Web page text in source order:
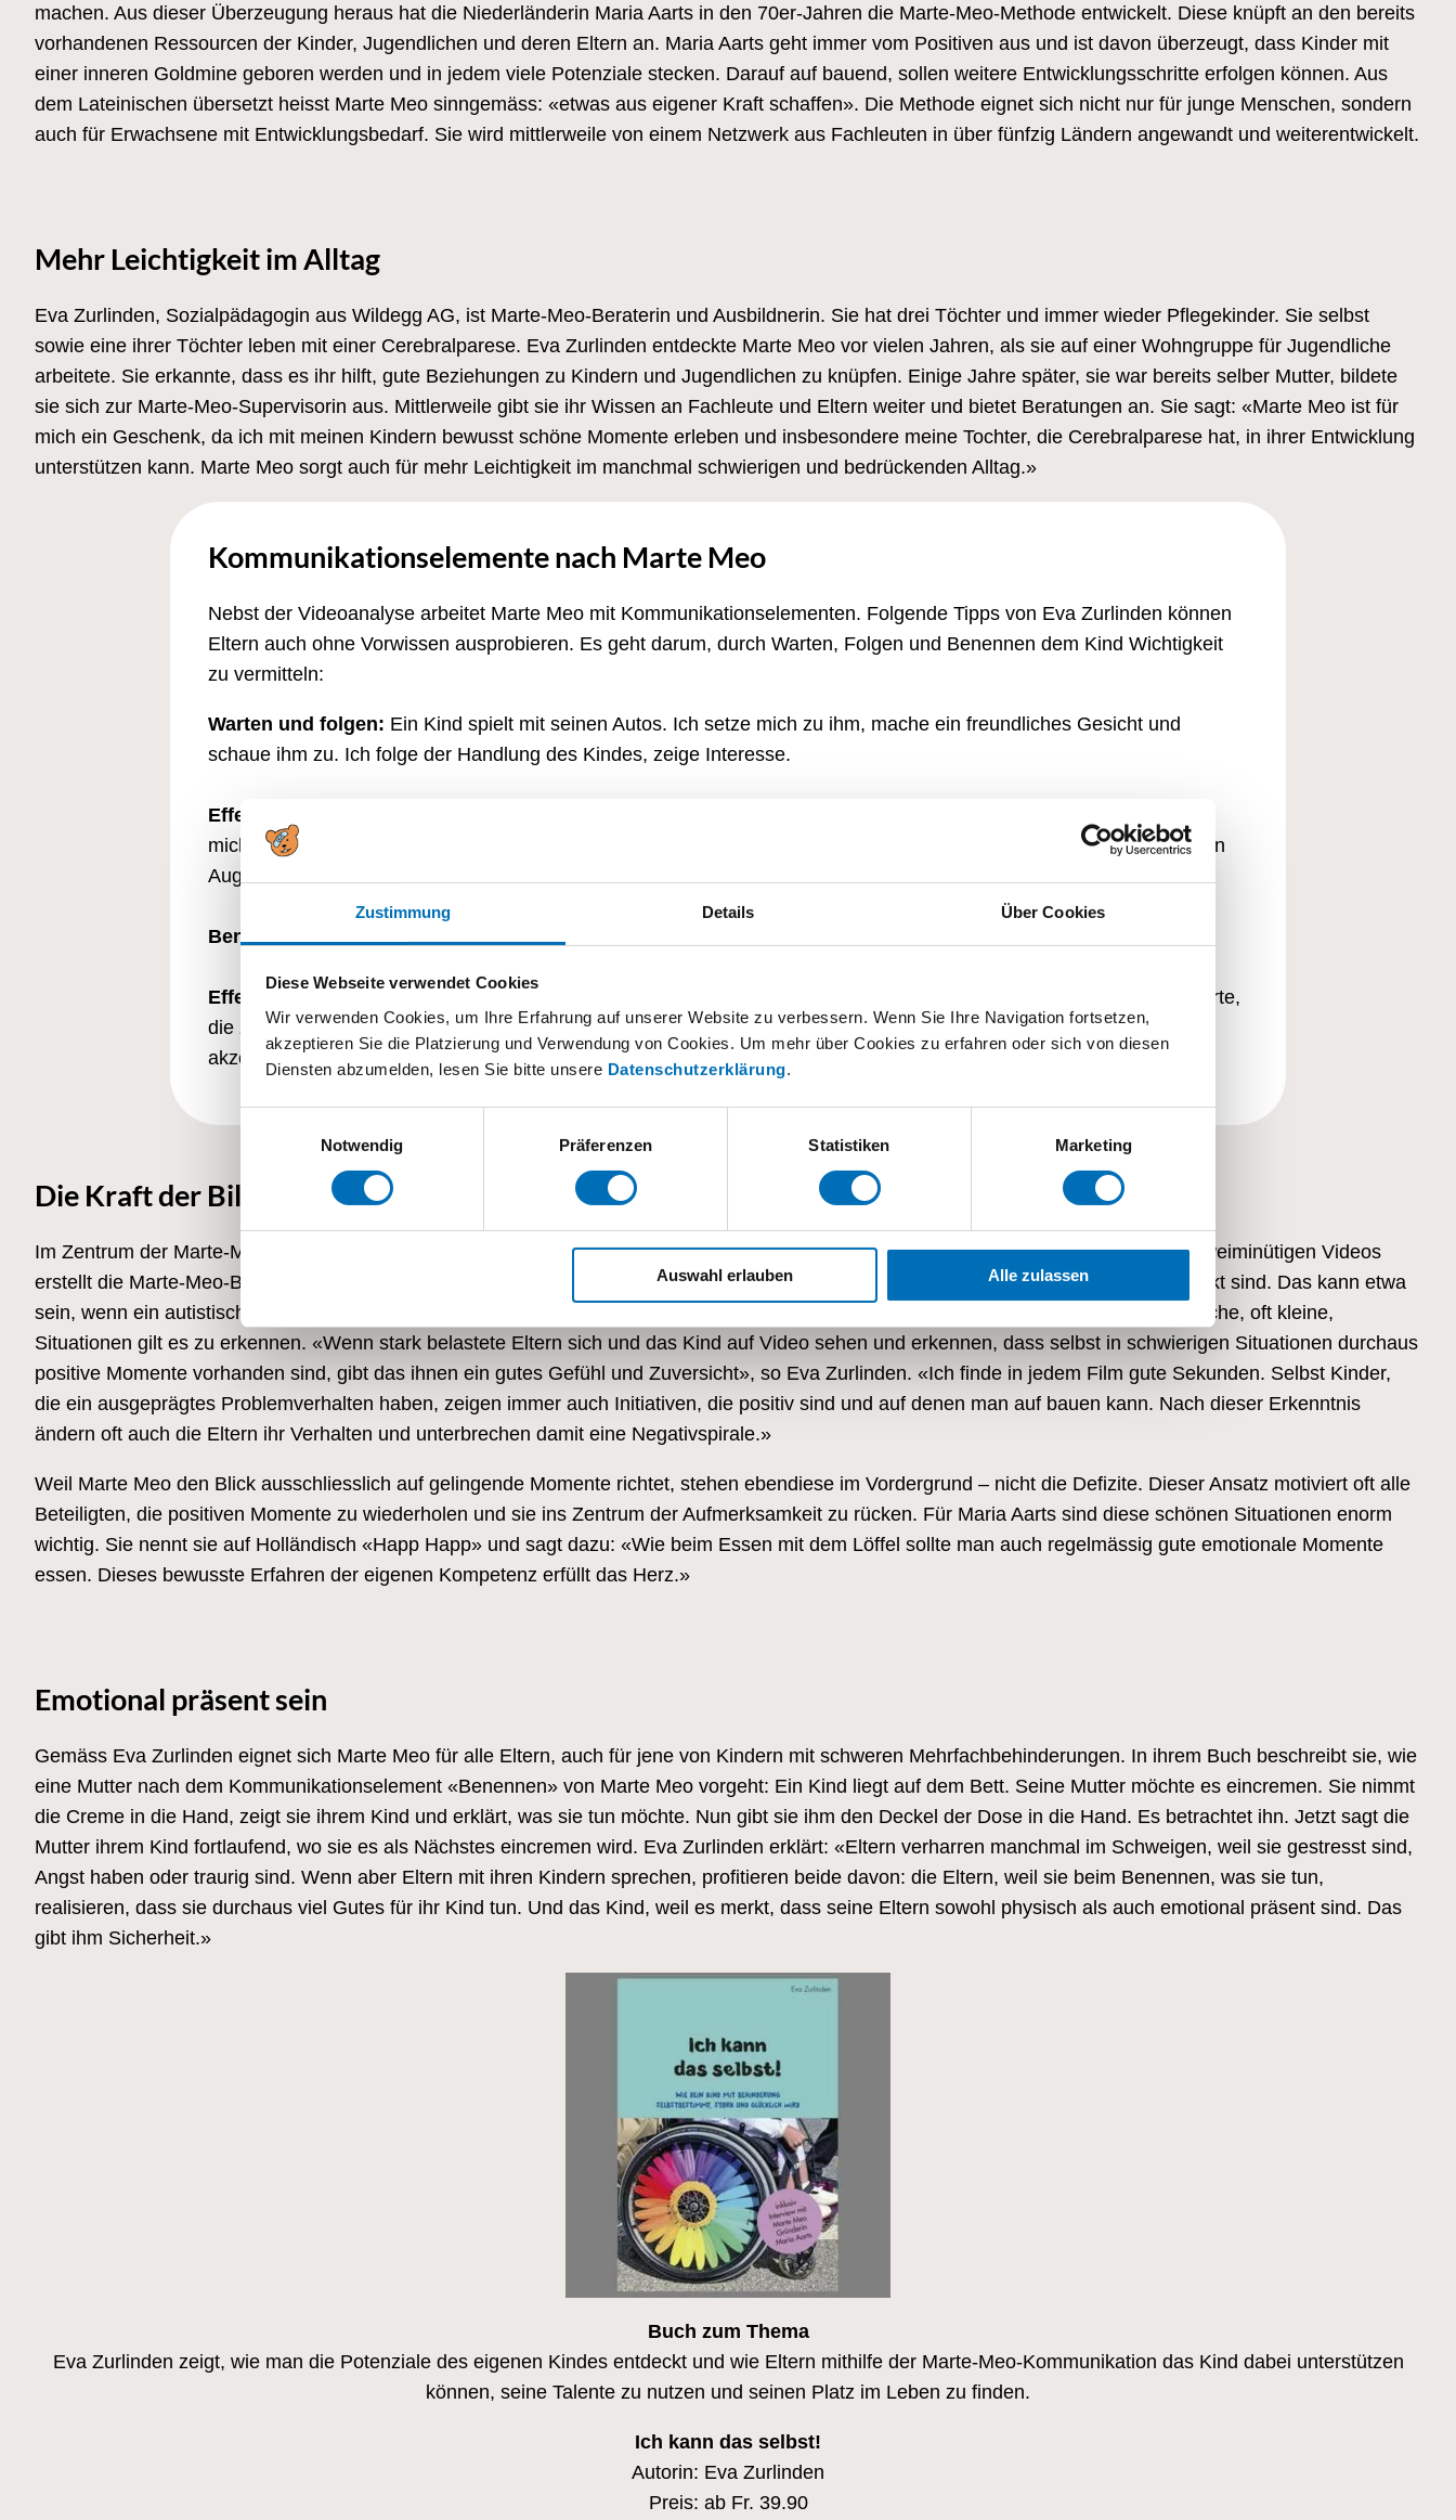
Zustimmung Details Über Cookies
Diese Webseite verwendet Cookies
Wir verwenden Cookies, um Ihre Erfahrung auf unserer Website zu verbessern. Wenn Sie Ihre Navigation fortsetzen,
akzeptieren Sie die Platzierung und Verwendung von Cookies. Um mehr über Cookies zu erfahren oder sich von diesen
Diensten abzumelden, lesen Sie bitte unsere Datenschutzerklärung.
Notwendig
Präferenzen Statistiken Marketing
Auswahl erlauben Alle zulassen
machen. Aus dieser Überzeugung heraus hat die Niederländerin Maria Aarts in den 70er-Jahren die Marte-Meo-Methode entwickelt. Diese knüpft an den bereits
vorhandenen Ressourcen der Kinder, Jugendlichen und deren Eltern an. Maria Aarts geht immer vom Positiven aus und ist davon überzeugt, dass Kinder mit
einer inneren Goldmine geboren werden und in jedem viele Potenziale stecken. Darauf auf bauend, sollen weitere Entwicklungsschritte erfolgen können. Aus
dem Lateinischen übersetzt heisst Marte Meo sinngemäss: «etwas aus eigener Kraft schaffen». Die Methode eignet sich nicht nur für junge Menschen, sondern
auch für Erwachsene mit Entwicklungsbedarf. Sie wird mittlerweile von einem Netzwerk aus Fachleuten in über fünfzig Ländern angewandt und weiterentwickelt.
Mehr Leichtigkeit im Alltag
Eva Zurlinden, Sozialpädagogin aus Wildegg AG, ist Marte-Meo-Beraterin und Ausbildnerin. Sie hat drei Töchter und immer wieder Pflegekinder. Sie selbst
sowie eine ihrer Töchter leben mit einer Cerebralparese. Eva Zurlinden entdeckte Marte Meo vor vielen Jahren, als sie auf einer Wohngruppe für Jugendliche
arbeitete. Sie erkannte, dass es ihr hilft, gute Beziehungen zu Kindern und Jugendlichen zu knüpfen. Einige Jahre später, sie war bereits selber Mutter, bildete
sie sich zur Marte-Meo-Supervisorin aus. Mittlerweile gibt sie ihr Wissen an Fachleute und Eltern weiter und bietet Beratungen an. Sie sagt: «Marte Meo ist für
mich ein Geschenk, da ich mit meinen Kindern bewusst schöne Momente erleben und insbesondere meine Tochter, die Cerebralparese hat, in ihrer Entwicklung
unterstützen kann. Marte Meo sorgt auch für mehr Leichtigkeit im manchmal schwierigen und bedrückenden Alltag.»
Kommunikationselemente nach Marte Meo
Nebst der Videoanalyse arbeitet Marte Meo mit Kommunikationselementen. Folgende Tipps von Eva Zurlinden können
Eltern auch ohne Vorwissen ausprobieren. Es geht darum, durch Warten, Folgen und Benennen dem Kind Wichtigkeit
zu vermitteln:
Warten und folgen: Ein Kind spielt mit seinen Autos. Ich setze mich zu ihm, mache ein freundliches Gesicht und
schaue ihm zu. Ich folge der Handlung des Kindes, zeige Interesse.
Effekt:
mich für es interessiere. Damit erscheint ihm sein Tun richtig und wichtig. Vielleicht blickt es kurz zu mir und wir haben
Augenkontakt. Das ist ein schöner Moment, den wir beide geniessen können.
Benennen:
Effekt:
Das Kind wird bestätigt in dem, was es tut. Das stärkt seinen Selbstwert, macht es zufrieden. Es lernt die Worte,
die zu dieser Handlung gehören. Und dadurch, dass sich das Kind in seinem Umfeld wohl und in seinem Handeln
akzeptiert fühlt, ist es bereit, Neues zu lernen.
Die Kraft der Bilder
Im Zentrum der Marte-Meo-Methode stehen Kurzfilme, die Eltern aufnehmen und die ihre Kinder im Alltag zeigen. Anhand dieser rund zweiminütigen Videos
erstellt die Marte-Meo-Beraterin zusammen mit den Eltern eine Mikroanalyse. Dabei hebt sie hervor, welche Momente besonders geglückt sind. Das kann etwa
sein, wenn ein autistisches Kind Blickkontakt zu seiner Mutter aufnimmt, oder eine liebevolle Geste eines sonst ruppigen Teenagers. Solche, oft kleine,
Situationen gilt es zu erkennen. «Wenn stark belastete Eltern sich und das Kind auf Video sehen und erkennen, dass selbst in schwierigen Situationen durchaus
positive Momente vorhanden sind, gibt das ihnen ein gutes Gefühl und Zuversicht», so Eva Zurlinden. «Ich finde in jedem Film gute Sekunden. Selbst Kinder,
die ein ausgeprägtes Problemverhalten haben, zeigen immer auch Initiativen, die positiv sind und auf denen man auf bauen kann. Nach dieser Erkenntnis
ändern oft auch die Eltern ihr Verhalten und unterbrechen damit eine Negativspirale.»
Weil Marte Meo den Blick ausschliesslich auf gelingende Momente richtet, stehen ebendiese im Vordergrund – nicht die Defizite. Dieser Ansatz motiviert oft alle
Beteiligten, die positiven Momente zu wiederholen und sie ins Zentrum der Aufmerksamkeit zu rücken. Für Maria Aarts sind diese schönen Situationen enorm
wichtig. Sie nennt sie auf Holländisch «Happ Happ» und sagt dazu: «Wie beim Essen mit dem Löffel sollte man auch regelmässig gute emotionale Momente
essen. Dieses bewusste Erfahren der eigenen Kompetenz erfüllt das Herz.»
Emotional präsent sein
Gemäss Eva Zurlinden eignet sich Marte Meo für alle Eltern, auch für jene von Kindern mit schweren Mehrfachbehinderungen. In ihrem Buch beschreibt sie, wie
eine Mutter nach dem Kommunikationselement «Benennen» von Marte Meo vorgeht: Ein Kind liegt auf dem Bett. Seine Mutter möchte es eincremen. Sie nimmt
die Creme in die Hand, zeigt sie ihrem Kind und erklärt, was sie tun möchte. Nun gibt sie ihm den Deckel der Dose in die Hand. Es betrachtet ihn. Jetzt sagt die
Mutter ihrem Kind fortlaufend, wo sie es als Nächstes eincremen wird. Eva Zurlinden erklärt: «Eltern verharren manchmal im Schweigen, weil sie gestresst sind,
Angst haben oder traurig sind. Wenn aber Eltern mit ihren Kindern sprechen, profitieren beide davon: die Eltern, weil sie beim Benennen, was sie tun,
realisieren, dass sie durchaus viel Gutes für ihr Kind tun. Und das Kind, weil es merkt, dass seine Eltern sowohl physisch als auch emotional präsent sind. Das
gibt ihm Sicherheit.»
Buch zum Thema
Eva Zurlinden zeigt, wie man die Potenziale des eigenen Kindes entdeckt und wie Eltern mithilfe der Marte-Meo-Kommunikation das Kind dabei unterstützen
können, seine Talente zu nutzen und seinen Platz im Leben zu finden.
Ich kann das selbst!
Autorin: Eva Zurlinden
Preis: ab Fr. 39.90